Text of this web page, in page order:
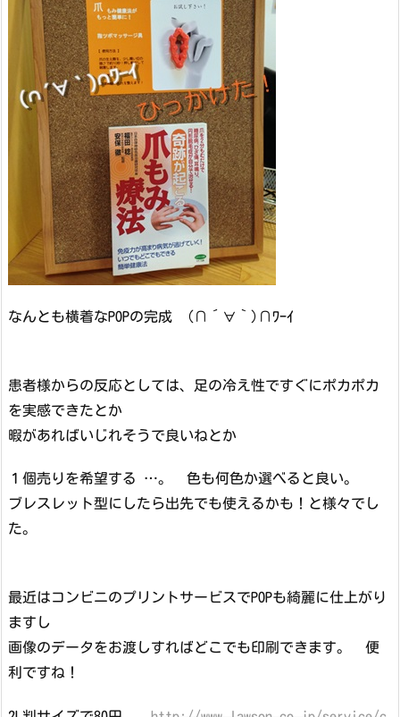
なんとも横着なPOPの完成 (∩´∀｀)∩ﾜｰｲ
患者様からの反応としては、足の冷え性ですぐにポカポカ
を実感できたとか
暇があればいじれそうで良いねとか
１個売りを希望する …。 色も何色か選べると良い。
ブレスレット型にしたら出先でも使えるかも！と様々でし
た。
最近はコンビニのプリントサービスでPOPも綺麗に仕上がり
ますし
画像のデータをお渡しすればどこでも印刷できます。 便
利ですね！